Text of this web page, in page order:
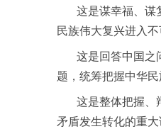
这是谋幸福、谋复
民族伟大复兴进入
这是回答中国之问
题，统筹把握中华
这是整体把握、辩
矛盾发生转化的重